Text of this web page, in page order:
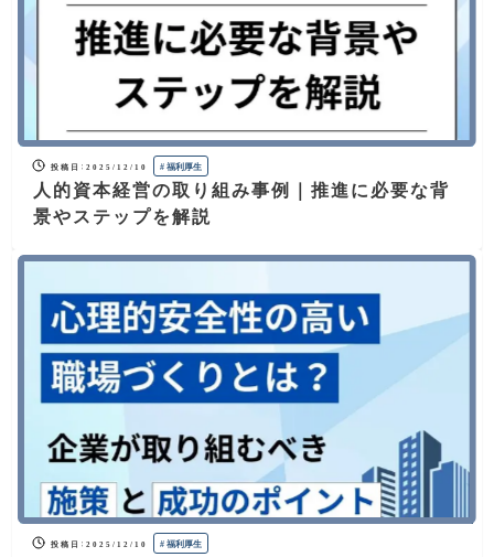
投稿日 ： 2025/12/10 # 福利厚生
人的資本経営の取り組み事例｜推進に必要な背
景やステップを解説
投稿日 ： 2025/12/10 # 福利厚生